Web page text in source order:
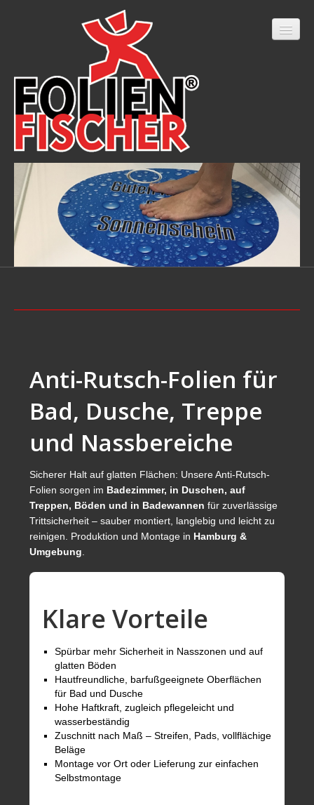
Home
Onlineshop
LED Filterfolien
Beschriftungen
Antirutschfolien
Sonnenschutzfolien
Splitterschutzfolien
Autosonnenschutzfolien
Steinschlagschutzfolien
Fotogalerie / Referenzen
Selbstklebefolien
Servicebereich
Impressum
Anti-Rutsch-Folien für
Bad, Dusche, Treppe
und Nassbereiche
Sicherer Halt auf glatten Flächen: Unsere Anti-Rutsch-
Folien sorgen im Badezimmer, in Duschen, auf
Treppen, Böden und in Badewannen für zuverlässige
Trittsicherheit – sauber montiert, langlebig und leicht zu
reinigen. Produktion und Montage in Hamburg &
Umgebung.
Klare Vorteile
Spürbar mehr Sicherheit in Nasszonen und auf
glatten Böden
Hautfreundliche, barfußgeeignete Oberflächen
für Bad und Dusche
Hohe Haftkraft, zugleich pflegeleicht und
wasserbeständig
Zuschnitt nach Maß – Streifen, Pads, vollflächige
Beläge
Montage vor Ort oder Lieferung zur einfachen
Selbstmontage